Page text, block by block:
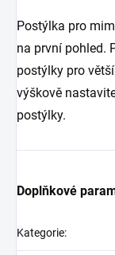
Postýlka pro
na první pohled.
postýlky pro
výškově
postýlky.
Doplňkové
Kategorie: